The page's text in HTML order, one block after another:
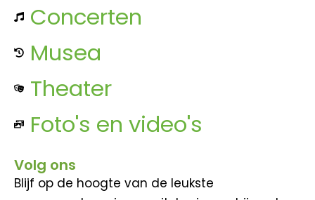
Concerten
Musea
Theater
Foto's en video's
Volg ons
Blijf op de hoogte van de leukste